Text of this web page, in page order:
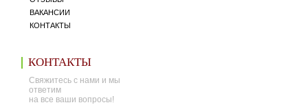
ВАКАНСИИ
КОНТАКТЫ
КОНТАКТЫ
Свяжитесь с нами и мы
ответим
на все ваши вопросы!